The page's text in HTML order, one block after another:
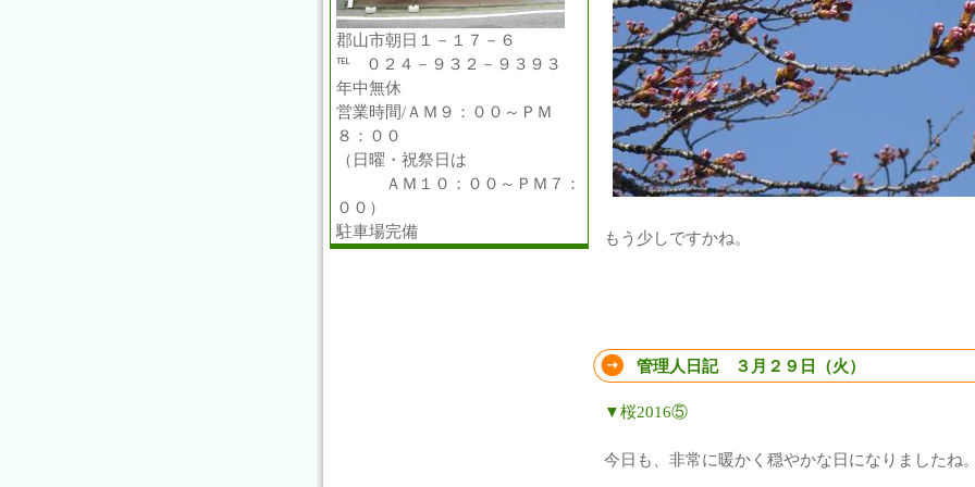
もう少しですかね。
管理人日記 ３月２９日（火）
▼桜2016⑤
今日も、非常に暖かく穏やかな日になりましたね
郡山市朝日１－１７－６
℡ ０２４－９３２－９３９３
年中無休
営業時間/ＡＭ９：００～ＰＭ
８：００
（日曜・祝祭日は
ＡＭ１０：００～ＰＭ７：
００）
駐車場完備